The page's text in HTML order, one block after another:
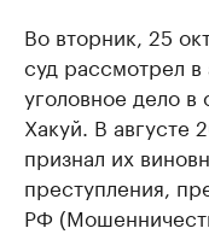
Во вторник, 25
суд рассмотрел
уголовное дело
Хакуй. В августе
признал их
преступления,
РФ